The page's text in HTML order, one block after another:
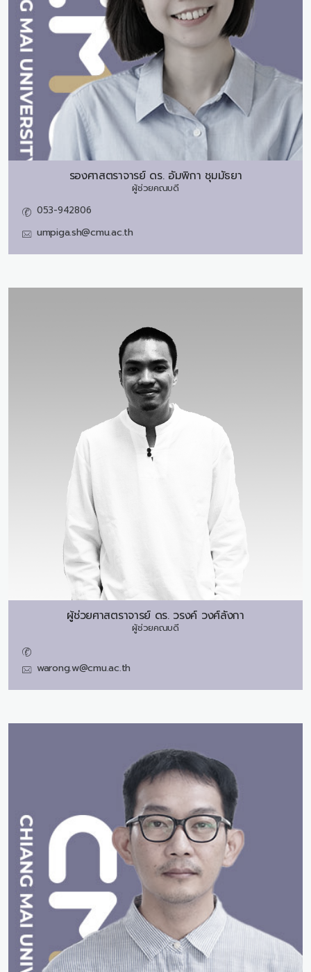
รองศาสตราจารย์ ดร. อัมพิกา ชุมมัธยา
ผู้ช่วยคณบดี
053-942806
umpiga.sh@cmu.ac.th
ผู้ช่วยศาสตราจารย์ ดร. วรงค์ วงศ์ลังกา
ผู้ช่วยคณบดี
warong.w@cmu.ac.th